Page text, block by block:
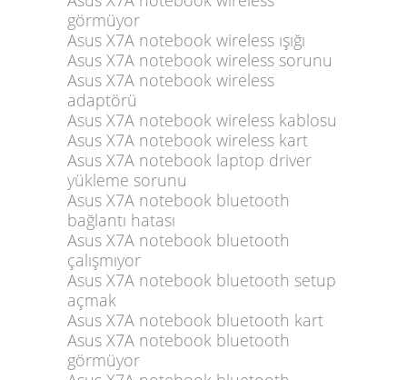
görmüyor
Asus X7A notebook wireless ışığı
Asus X7A notebook wireless sorunu
Asus X7A notebook wireless
adaptörü
Asus X7A notebook wireless kablosu
Asus X7A notebook wireless kart
Asus X7A notebook laptop driver
yükleme sorunu
Asus X7A notebook bluetooth
bağlantı hatası
Asus X7A notebook bluetooth
çalışmıyor
Asus X7A notebook bluetooth setup
açmak
Asus X7A notebook bluetooth kart
Asus X7A notebook bluetooth
görmüyor